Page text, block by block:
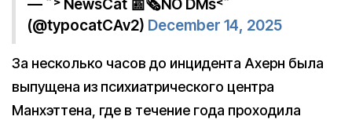
— ˶˃ NewsCat 📰🗞️NO DMs˂˶
(@typocatCAv2) December 14, 2025
За несколько часов до инцидента Ахерн была
выпущена из психиатрического центра
Манхэттена, где в течение года проходила